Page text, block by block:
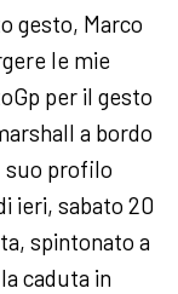
gesto, Marco
le mie
per il gesto
a bordo
suo profilo
ieri, sabato 20
spintonato a
caduta in